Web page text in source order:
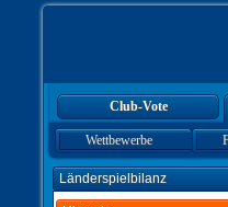
Club-Vote
Wettbewerbe
Länderspielbilanz